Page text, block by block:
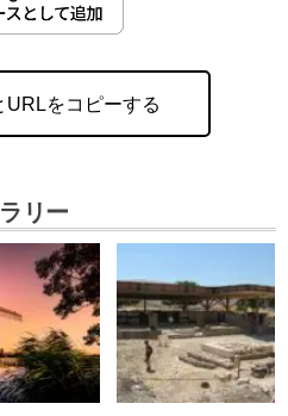
URLをコピーする
リー